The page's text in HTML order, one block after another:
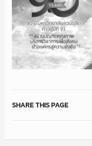
SHARE THIS PAGE